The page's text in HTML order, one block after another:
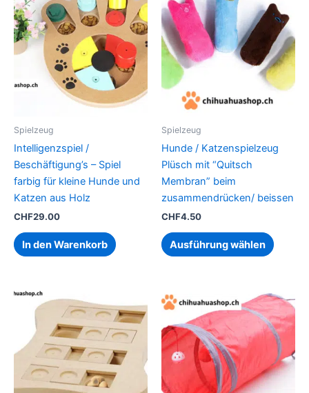
Spielzeug
Intelligenzspiel /
Beschäftigung’s – Spiel
farbig für kleine Hunde und
Katzen aus Holz
CHF29.00
In den Warenkorb
Spielzeug
Hunde / Katzenspielzeug
Plüsch mit “Quitsch
Membran” beim
zusammendrücken/ beissen
CHF4.50
Ausführung wählen
Produkt
weist
auf.
Die
der
werden